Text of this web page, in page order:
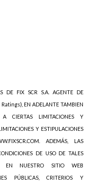
DE FIX SCR S.A. AGENTE DE
EN ADELANTE TAMBIEN
A CIERTAS LIMITACIONES Y
Y ESTIPULACIONES
ADEMÁS, LAS
DE USO DE TALES
EN NUESTRO SITIO WEB
PÚBLICAS, CRITERIOS Y